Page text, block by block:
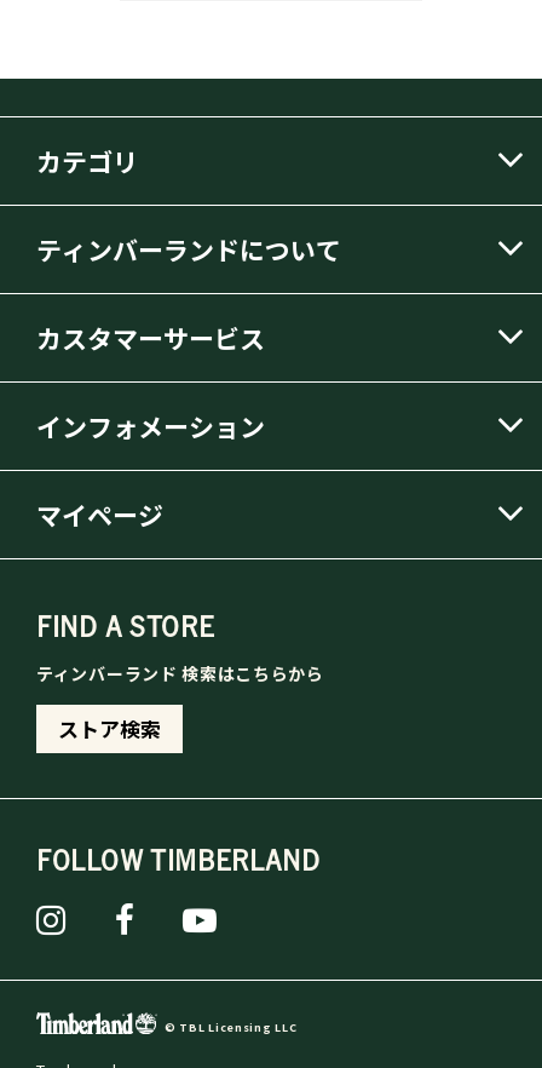
カテゴリ
ティンバーランドについて
カスタマーサービス
インフォメーション
マイページ
FIND A STORE
ティンバーランド 検索はこちらから
ストア検索
FOLLOW TIMBERLAND
© TBL Licensing LLC